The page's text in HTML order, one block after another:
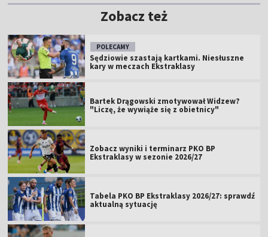
Zobacz też
POLECAMY
Sędziowie szastają kartkami. Niesłuszne
kary w meczach Ekstraklasy
Bartek Drągowski zmotywował Widzew?
"Liczę, że wywiąże się z obietnicy"
Zobacz wyniki i terminarz PKO BP
Ekstraklasy w sezonie 2026/27
Tabela PKO BP Ekstraklasy 2026/27: sprawdź
aktualną sytuację